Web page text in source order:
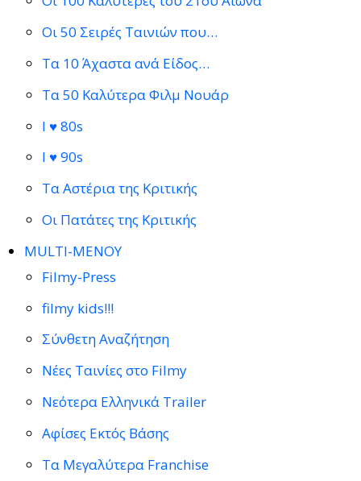
Οι 50 Σειρές Ταινιών που…
Τα 10 Άχαστα ανά Είδος…
Τα 50 Καλύτερα Φιλμ Νουάρ
I ♥ 80s
I ♥ 90s
Τα Αστέρια της Κριτικής
Οι Πατάτες της Κριτικής
MULTI-ΜΕΝΟΥ
Filmy-Press
filmy kids!!!
Σύνθετη Αναζήτηση
Νέες Ταινίες στο Filmy
Νεότερα Ελληνικά Trailer
Αφίσες Εκτός Βάσης
Τα Μεγαλύτερα Franchise